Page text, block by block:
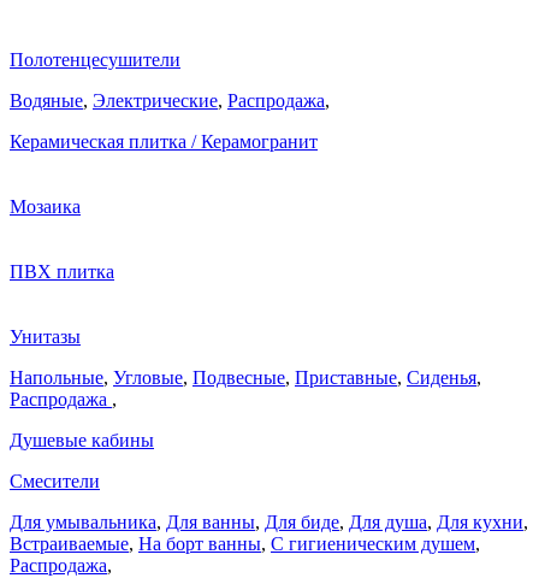
Полотенцесушители
Водяные, Электрические, Распродажа,
Керамическая плитка / Керамогранит
Мозаика
ПВХ плитка
Унитазы
Напольные, Угловые, Подвесные, Приставные, Сиденья,
Распродажа ,
Душевые кабины
Смесители
Для умывальника, Для ванны, Для биде, Для душа, Для кухни,
Встраиваемые, На борт ванны, C гигиеническим душем,
Распродажа,